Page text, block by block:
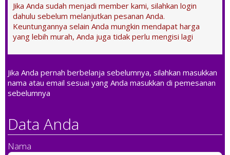
Jika Anda sudah menjadi member kami, silahkan login
dahulu sebelum melanjutkan pesanan Anda.
Keuntungannya selain Anda mungkin mendapat harga
yang lebih murah, Anda juga tidak perlu mengisi lagi
Jika Anda pernah berbelanja sebelumnya, silahkan masukkan
nama atau email sesuai yang Anda masukkan di pemesanan
sebelumnya
Data Anda
Nama